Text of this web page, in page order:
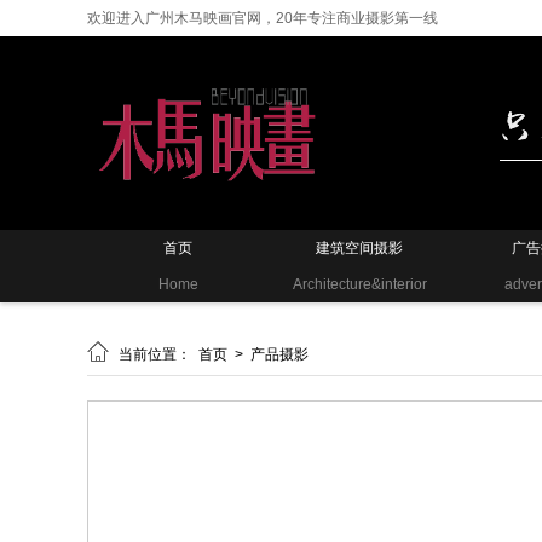
欢迎进入广州木马映画官网，20年专注商业摄影第一线
首页
Home
建筑空间摄影
Architecture&interior
广
 当前位置： 首页 > 产品摄影